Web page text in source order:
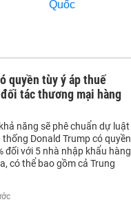
quyền tùy ý áp thuế
tác thương mại hàng
năng sẽ phê chuẩn dự luật
thống Donald Trump có quyền
đối với 5 nhà nhập khẩu hàng
có thể bao gồm cả Trung